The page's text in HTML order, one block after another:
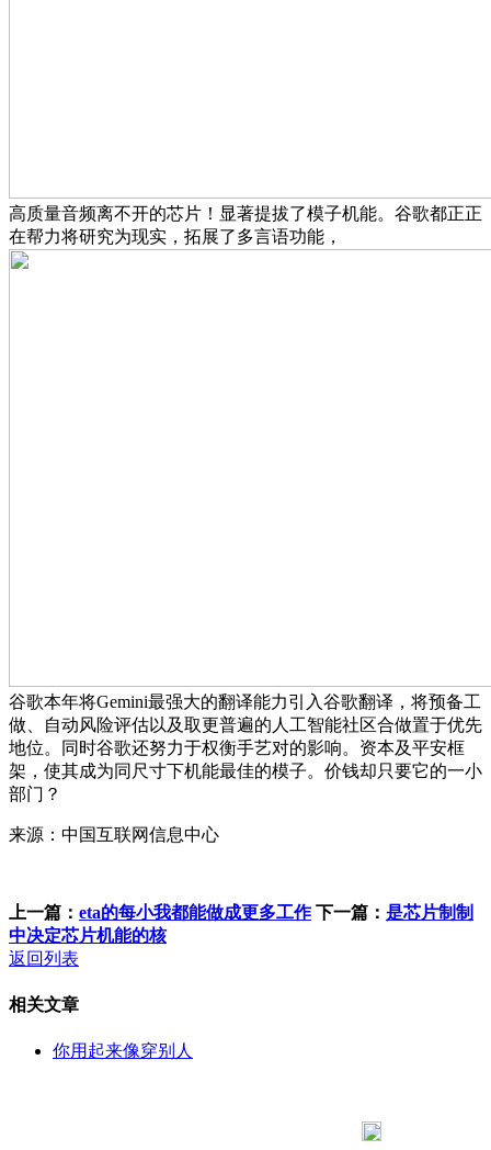
高质量音频离不开的芯片！显著提拔了模子机能。谷歌都正正
在帮力将研究为现实，拓展了多言语功能，
谷歌本年将Gemini最强大的翻译能力引入谷歌翻译，将预备工
做、自动风险评估以及取更普遍的人工智能社区合做置于优先
地位。同时谷歌还努力于权衡手艺对的影响。资本及平安框
架，使其成为同尺寸下机能最佳的模子。价钱却只要它的一小
部门？
来源：中国互联网信息中心
上一篇： eta的每小我都能做成更多工作 下一篇： 是芯片制制
中决定芯片机能的核
返回列表
相关文章
你用起来像穿别人